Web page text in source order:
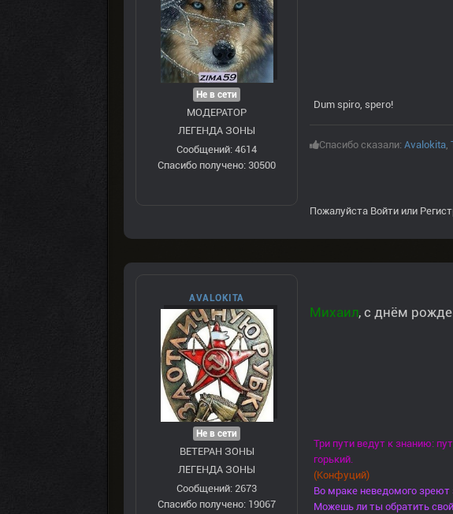
Не в сети
МОДЕРАТОР
ЛЕГЕНДА ЗОНЫ
Сообщений: 4614
Спасибо получено: 30500
Dum spiro, spero!
Спасибо сказали: Avalokita,
Пожалуйста Войти или
AVALOKITA
Не в сети
ВЕТЕРАН ЗOНЫ
ЛЕГЕНДА ЗОНЫ
Сообщений: 2673
Спасибо получено: 19067
Михаил, с днём
Три пути ведут к знанию:
горький.
(Конфуций)
Во мраке неведомого зреют
Можешь ли ты обратить